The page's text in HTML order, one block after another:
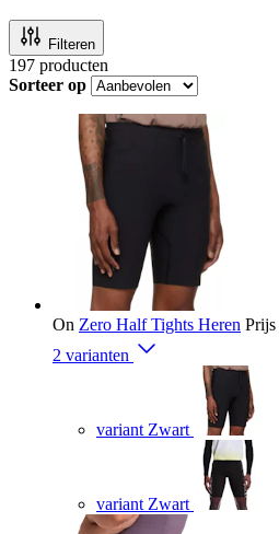
Filteren
197 producten
Sorteer op
On Zero Half Tights Heren Prijs
2 varianten
variant Zwart
variant Zwart